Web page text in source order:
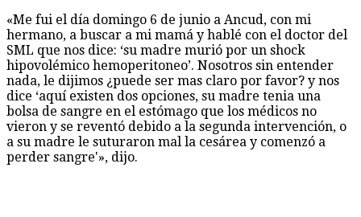
«Me fui el día domingo 6 de junio a Ancud, con mi
hermano, a buscar a mi mamá y hablé con el doctor del
SML que nos dice: ‘su madre murió por un shock
hipovolémico hemoperitoneo’. Nosotros sin entender
nada, le dijimos ¿puede ser mas claro por favor? y nos
dice ‘aquí existen dos opciones, su madre tenia una
bolsa de sangre en el estómago que los médicos no
vieron y se reventó debido a la segunda intervención, o
a su madre le suturaron mal la cesárea y comenzó a
perder sangre'», dijo.